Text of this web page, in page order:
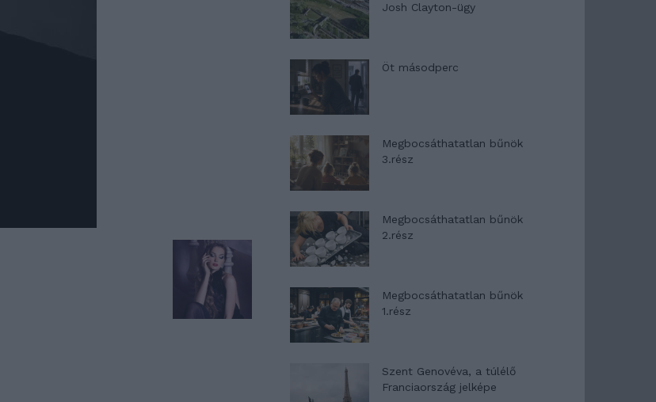
Josh Clayton-ügy
Öt másodperc
Megbocsáthatatlan bűnök
3.rész
Megbocsáthatatlan bűnök
2.rész
Megbocsáthatatlan bűnök
1.rész
Szent Genovéva, a túlélő
Franciaország jelképe